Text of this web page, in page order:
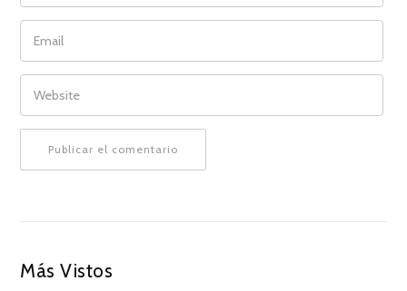
EMAIL
WEBSITE
Más Vistos